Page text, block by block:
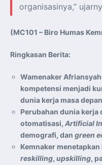
organisasinya,”
(MC101 – Biro Humas
Ringkasan Berita:
Wamenaker
kompetensi menjadi
dunia kerja masa
Perubahan dunia
otomatisasi, Artificial
demografi, dan green
Kemnaker
reskilling, upskilling,